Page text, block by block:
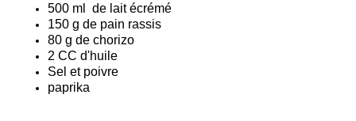
500 ml de lait écrémé
150 g de pain rassis
80 g de chorizo
2 CC d'huile
Sel et poivre
paprika